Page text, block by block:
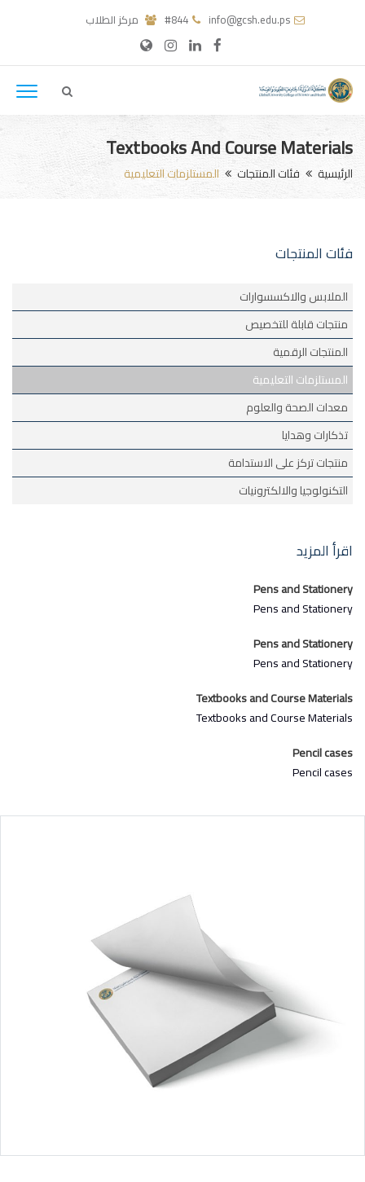
info@gcsh.edu.ps
#844 مركز الطلاب
Textbooks And Course Materials
الرئيسية فئات المنتجات المستلزمات التعليمية
فئات المنتجات
الملابس والاكسسوارات
منتجات قابلة للتخصيص
المنتجات الرقمية
المستلزمات التعليمية
معدات الصحة والعلوم
تذكارات وهدايا
منتجات تركز على الاستدامة
التكنولوجيا والالكترونيات
اقرأ المزيد
Pens and Stationery
Pens and Stationery
Pens and Stationery
Pens and Stationery
Textbooks and Course Materials
Textbooks and Course Materials
Pencil cases
Pencil cases